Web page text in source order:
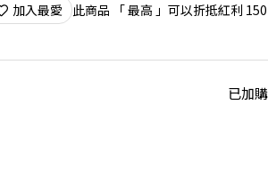
加入最愛 此商品 「 最高 」可以折抵紅利 150
已加購